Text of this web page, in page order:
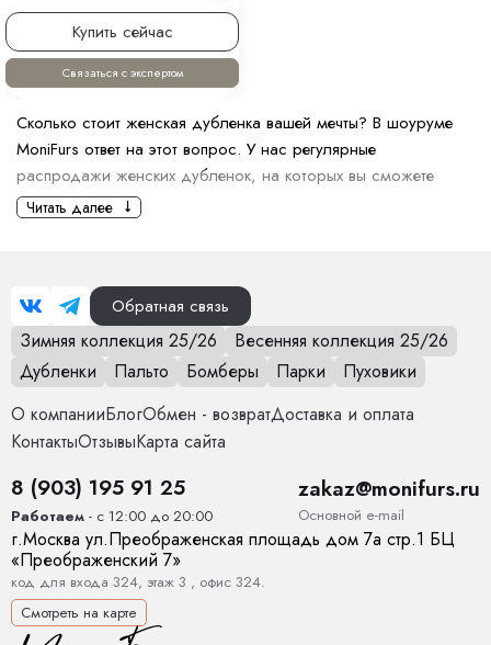
Купить сейчас
Связаться с экспертом
Сколько стоит женская дубленка вашей мечты? В шоуруме
MoniFurs ответ на этот вопрос. У нас регулярные
распродажи женских дубленок, на которых вы сможете
приобрести вещь со значительной скидкой.
разнообразные модели дубленок, подходящие к любому
стилю — от классики до кэжуал.
Цена женской дубленки зависит
от:
Материал. Дубленки из натуральной кожи дороже, чем
модели из искусственных материалов. Качество меха
Бренд. Известные марки часто устанавливают более
высокие цены на свою продукцию из-за репутации и
качества.
Дизайн и стиль. Дизайны, сложные отделки и детали:
меховая отделка или декор, могут увеличить стоимость.
Длина и крой. Более длинные и сложные модели
Читать далее
Обратная связь
Зимняя коллекция 25/26
Весенняя коллекция 25/26
Дубленки
Пальто Бомберы Парки
Пуховики
О компанииБлогОбмен - возвратДоставка и оплата
КонтактыОтзывыКарта сайта
8 (903) 195 91 25
Работаем - с 12:00 до 20:00
zakaz@monifurs.ru
Основной е-mail
г.Москва ул.Преображенская площадь дом 7а стр.1 БЦ
«Преображенский 7»
код для входа 324, этаж 3 , офис 324.
Смотреть на карте